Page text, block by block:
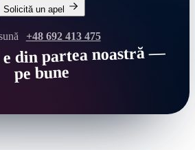
Solicită un apel
+48 692 413 475
din partea noastră —
pe bune